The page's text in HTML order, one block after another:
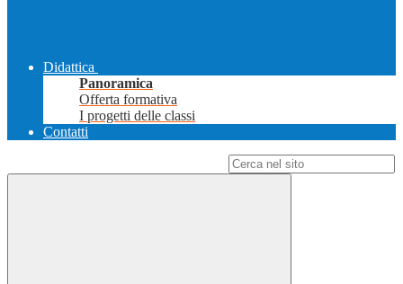
Didattica
Panoramica
Offerta formativa
I progetti delle classi
Contatti